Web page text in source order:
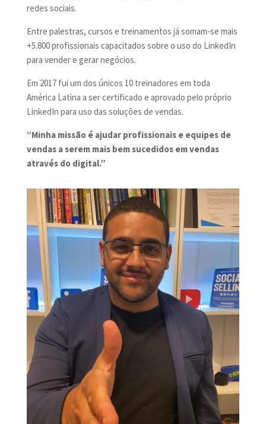
redes sociais.
Entre palestras, cursos e treinamentos já somam-se mais
+5.800 profissionais capacitados sobre o uso do LinkedIn
para vender e gerar negócios.
Em 2017 fui um dos únicos 10 treinadores em toda
América Latina a ser certificado e aprovado pelo próprio
LinkedIn para uso das soluções de vendas.
“Minha missão é ajudar profissionais e equipes de
vendas a serem mais bem sucedidos em vendas
através do digital.”